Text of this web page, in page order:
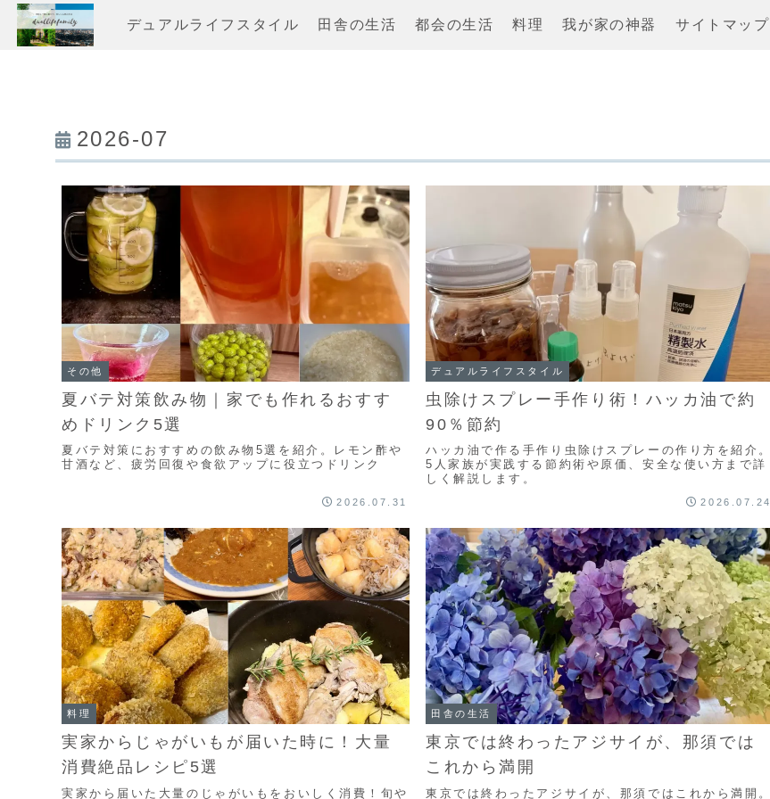
デュアルライフスタイル 田舎の生活 都会の生活 料理 我が家の神器 サイトマップ
2026-07
その他
夏バテ対策飲み物｜家でも作れるおすす
めドリンク5選
夏バテ対策におすすめの飲み物5選を紹介。レモン酢や
甘酒など、疲労回復や食欲アップに役立つドリンク
2026.07.31
デュアルライフスタイル
虫除けスプレー手作り術！ハッカ油で約
90％節約
ハッカ油で作る手作り虫除けスプレーの作り方を紹介。
5人家族が実践する節約術や原価、安全な使い方まで詳
しく解説します。
2026.07.24
料理
実家からじゃがいもが届いた時に！大量
消費絶品レシピ5選
実家から届いた大量のじゃがいもをおいしく消費！旬や
田舎の生活
東京では終わったアジサイが、那須では
これから満開
東京では終わったアジサイが、那須ではこれから満開。